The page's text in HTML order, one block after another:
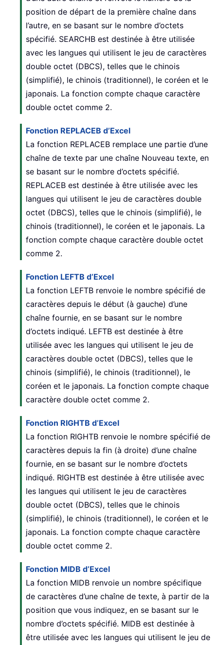
position de départ de la première chaîne dans
l’autre, en se basant sur le nombre d’octets
spécifié. SEARCHB est destinée à être utilisée
avec les langues qui utilisent le jeu de caractères
double octet (DBCS), telles que le chinois
(simplifié), le chinois (traditionnel), le coréen et le
japonais. La fonction compte chaque caractère
double octet comme 2.
Fonction REPLACEB d’Excel
La fonction REPLACEB remplace une partie d’une
chaîne de texte par une chaîne Nouveau texte, en
se basant sur le nombre d’octets spécifié.
REPLACEB est destinée à être utilisée avec les
langues qui utilisent le jeu de caractères double
octet (DBCS), telles que le chinois (simplifié), le
chinois (traditionnel), le coréen et le japonais. La
fonction compte chaque caractère double octet
comme 2.
Fonction LEFTB d’Excel
La fonction LEFTB renvoie le nombre spécifié de
caractères depuis le début (à gauche) d’une
chaîne fournie, en se basant sur le nombre
d’octets indiqué. LEFTB est destinée à être
utilisée avec les langues qui utilisent le jeu de
caractères double octet (DBCS), telles que le
chinois (simplifié), le chinois (traditionnel), le
coréen et le japonais. La fonction compte chaque
caractère double octet comme 2.
Fonction RIGHTB d’Excel
La fonction RIGHTB renvoie le nombre spécifié de
caractères depuis la fin (à droite) d’une chaîne
fournie, en se basant sur le nombre d’octets
indiqué. RIGHTB est destinée à être utilisée avec
les langues qui utilisent le jeu de caractères
double octet (DBCS), telles que le chinois
(simplifié), le chinois (traditionnel), le coréen et le
japonais. La fonction compte chaque caractère
double octet comme 2.
Fonction MIDB d’Excel
La fonction MIDB renvoie un nombre spécifique
de caractères d’une chaîne de texte, à partir de la
position que vous indiquez, en se basant sur le
nombre d’octets spécifié. MIDB est destinée à
être utilisée avec les langues qui utilisent le jeu de